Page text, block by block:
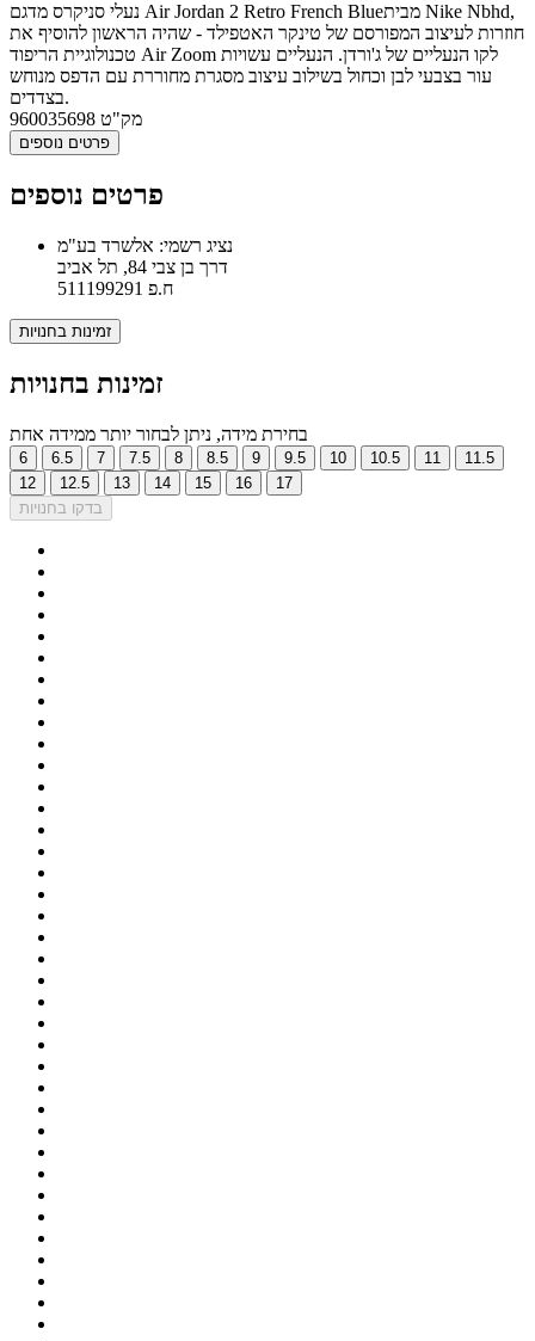
נעלי סניקרס מדגם Air Jordan 2 Retro French Blueמבית Nike Nbhd,
חוזרות לעיצוב המפורסם של טינקר האטפילד - שהיה הראשון להוסיף את
טכנולוגיית הריפוד Air Zoom לקו הנעליים של ג'ורדן. הנעליים עשויות
עור בצבעי לבן וכחול בשילוב עיצוב מסגרת מחוררת עם הדפס מנוחש
בצדדים.
מק"ט 960035698
פרטים נוספים
פרטים נוספים
נציג רשמי: אלשרד בע"מ
דרך בן צבי 84, תל אביב
ח.פ 511199291
זמינות בחנויות
זמינות בחנויות
בחירת מידה, ניתן לבחור יותר ממידה אחת
6 6.5 7 7.5 8 8.5 9 9.5 10 10.5 11
11.5
12
12.5 13 14 15 16
17
בדקו בחנויות